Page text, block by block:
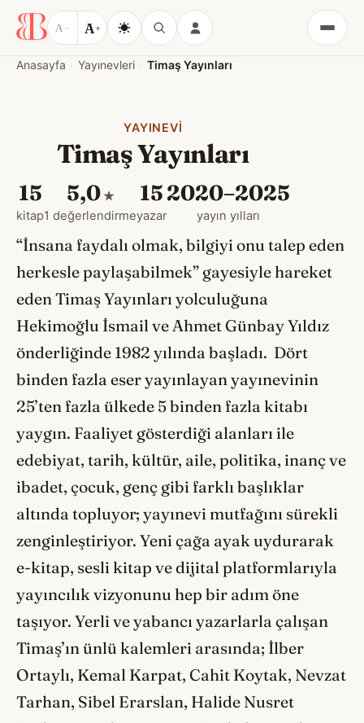
A − A+
Menü
Anasayfa Yayınevleri Timaş Yayınları
YAYINEVI
Timaş Yayınları
15
kitap
5,0 ★
1 değerlendirme
15
yazar
2020–2025
yayın yılları
“İnsana faydalı olmak, bilgiyi onu talep eden
herkesle paylaşabilmek” gayesiyle hareket
eden Timaş Yayınları yolculuğuna
Hekimoğlu İsmail ve Ahmet Günbay Yıldız
önderliğinde 1982 yılında başladı. Dört
binden fazla eser yayınlayan yayınevinin
25’ten fazla ülkede 5 binden fazla kitabı
yaygın. Faaliyet gösterdiği alanları ile
edebiyat, tarih, kültür, aile, politika, inanç ve
ibadet, çocuk, genç gibi farklı başlıklar
altında topluyor; yayınevi mutfağını sürekli
zenginleştiriyor. Yeni çağa ayak uydurarak
e-kitap, sesli kitap ve dijital platformlarıyla
yayıncılık vizyonunu hep bir adım öne
taşıyor. Yerli ve yabancı yazarlarla çalışan
Timaş’ın ünlü kalemleri arasında; İlber
Ortaylı, Kemal Karpat, Cahit Koytak, Nevzat
Tarhan, Sibel Erarslan, Halide Nusret